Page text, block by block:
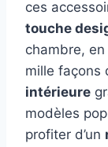
ces
touche
chambre,
mille façons
intérieure
modèles
profiter d’un